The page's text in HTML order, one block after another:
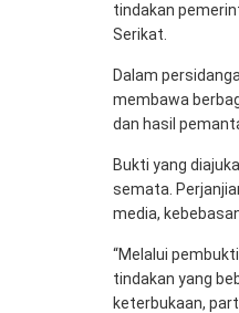
tindakan
Serikat.
Dalam
membawa
dan hasil
Bukti yang
semata.
media,
“Melalui
tindakan yang
keterbukaan,